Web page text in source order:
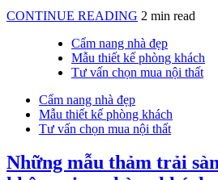
CONTINUE READING Hướng
cách
đặt
kệ
phòng
khách
đại
2 min read
PostedCẩm nang nhà đẹp
Mẫu thiết kế phòng khách
Tư vấn chọn mua nội thất
PostedCẩm nang nhà đẹp
Mẫu thiết kế phòng khách
Tư vấn chọn mua nội thất
Những mẫu thảm trải